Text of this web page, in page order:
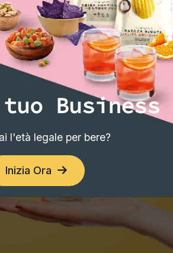
Business
l'età legale per bere?
Inizia Ora